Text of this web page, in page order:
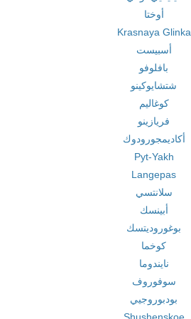
أوختا
Krasnaya Glinka
أسبيست
بافلوفو
شتشايوكينو
كوغاليم
فريازينو
أكاديمجورودوك
Pyt-Yakh
Langepas
سلانتسي
أبينسك
بوغوروديتسك
كوخما
نايندوما
سوفوروف
بودبوروجيي